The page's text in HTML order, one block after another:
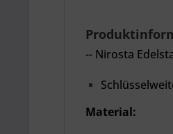
-- Nirosta
Material: